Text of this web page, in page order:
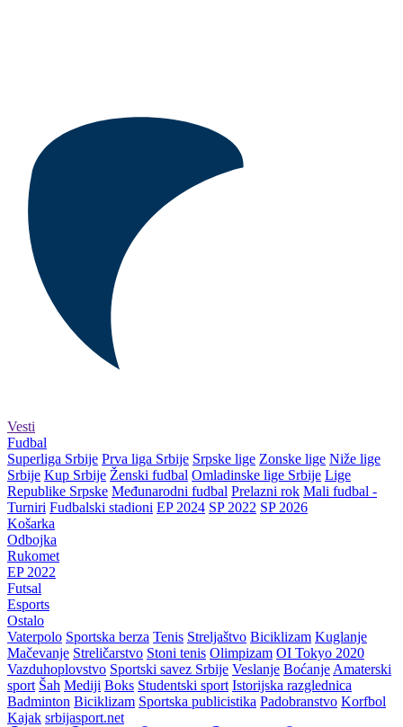
Vesti
Fudbal
Superliga Srbije Prva liga Srbije Srpske lige Zonske lige Niže lige
Srbije Kup Srbije Ženski fudbal Omladinske lige Srbije Lige
Republike Srpske Međunarodni fudbal Prelazni rok Mali fudbal -
Turniri Fudbalski stadioni EP 2024 SP 2022 SP 2026
Košarka
Odbojka
Rukomet
EP 2022
Futsal
Esports
Ostalo
Vaterpolo Sportska berza Tenis Streljaštvo Biciklizam Kuglanje
Mačevanje Streličarstvo Stoni tenis Olimpizam OI Tokyo 2020
Vazduhoplovstvo Sportski savez Srbije Veslanje Boćanje Amaterski
sport Šah Mediji Boks Studentski sport Istorijska razglednica
Badminton Biciklizam Sportska publicistika Padobranstvo Korfbol
Kajak srbijasport.net